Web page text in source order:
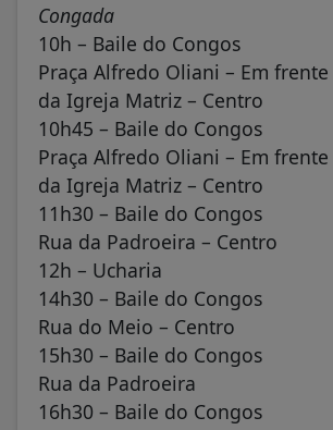
Congada
10h – Baile do Congos
Praça Alfredo Oliani – Em
da Igreja Matriz – Centro
10h45 – Baile do Congos
Praça Alfredo Oliani – Em
da Igreja Matriz – Centro
11h30 – Baile do Congos
Rua da Padroeira – Centro
12h – Ucharia
14h30 – Baile do Congos
Rua do Meio – Centro
15h30 – Baile do Congos
Rua da Padroeira
16h30 – Baile do Congos